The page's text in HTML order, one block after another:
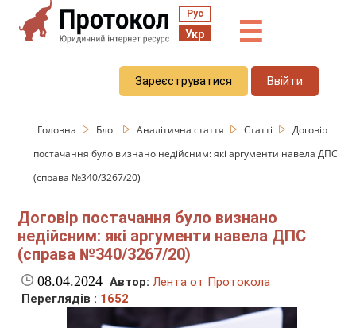
Рус
Укр ☰
Зареєструватися Ввійти
Головна Блог Аналітична стаття Статті
Договір
постачання було визнано недійсним: які аргументи навела ДПС
(справа №340/3267/20)
Договір постачання було визнано
недійсним: які аргументи навела ДПС
(справа №340/3267/20)
08.04.2024 Автор: Лента от Протокола
Переглядів : 1652